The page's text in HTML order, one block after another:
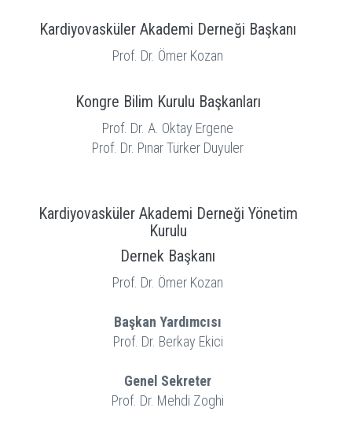
Kardiyovasküler Akademi Derneği Başkanı
Prof. Dr. Ömer Kozan
Kongre Bilim Kurulu Başkanları
Prof. Dr. A. Oktay Ergene
Prof. Dr. Pınar Türker Duyuler
Kardiyovasküler Akademi Derneği Yönetim
Kurulu
Dernek Başkanı
Prof. Dr. Ömer Kozan
Başkan Yardımcısı
Prof. Dr. Berkay Ekici
Genel Sekreter
Prof. Dr. Mehdi Zoghi